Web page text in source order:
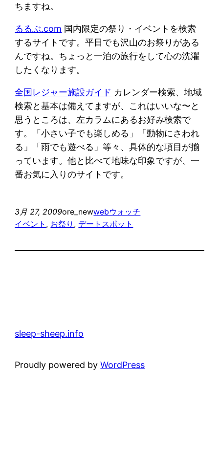
ちますね。
るるぶ.com 国内限定の祭り・イベントを検索
するサイトです。平日でも沢山のお祭りがある
んですね。ちょっと一泊の旅行をして心の洗濯
したくなります。
全国レジャー施設ガイド カレンダー検索、地域
検索と基本は備えてますが、これはいいな〜と
思うところは、左カラムにあるお好み検索で
す。「小さい子でも楽しめる」「動物にさわれ
る」「雨でも遊べる」等々、具体的な項目が揃
っています。他と比べて地味な印象ですが、一
番お気に入りのサイトです。
3月 27, 2009ore_newwebウォッチ
イベント , お祭り , デートスポット
sleep-sheep.info
Proudly powered byWordPress